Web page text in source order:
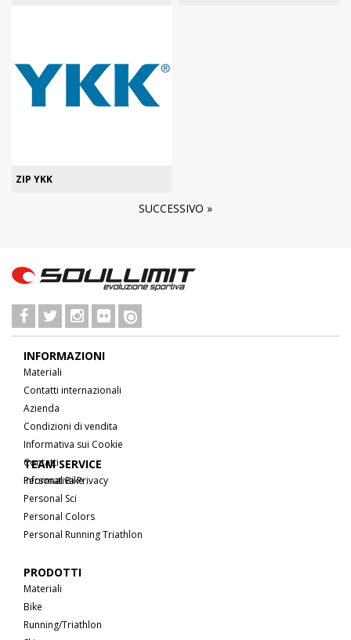
ZIP YKK
SUCCESSIVO »
INFORMAZIONI
Materiali
Contatti internazionali
Azienda
Condizioni di vendita
Informativa sui Cookie
Contatti
Informativa Privacy
TEAM SERVICE
Personal Bike
Personal Sci
Personal Colors
Personal Running Triathlon
PRODOTTI
Materiali
Bike
Running/Triathlon